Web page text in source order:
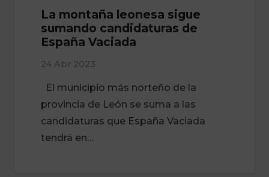
La montaña leonesa sigue
sumando candidaturas de
España Vaciada
24 Abr 2023
El municipio más norteño de la
provincia de León se suma a las
candidaturas que España Vaciada
tendrá en…